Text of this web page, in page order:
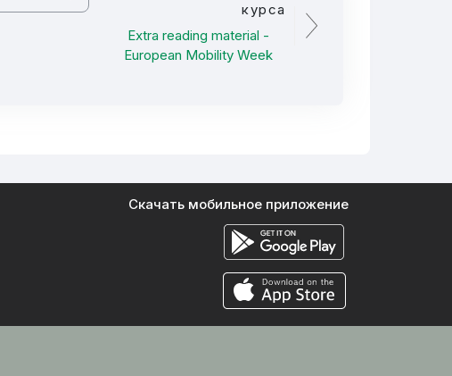
курса
Extra reading material -
European Mobility Week
Скачать мобильное приложение